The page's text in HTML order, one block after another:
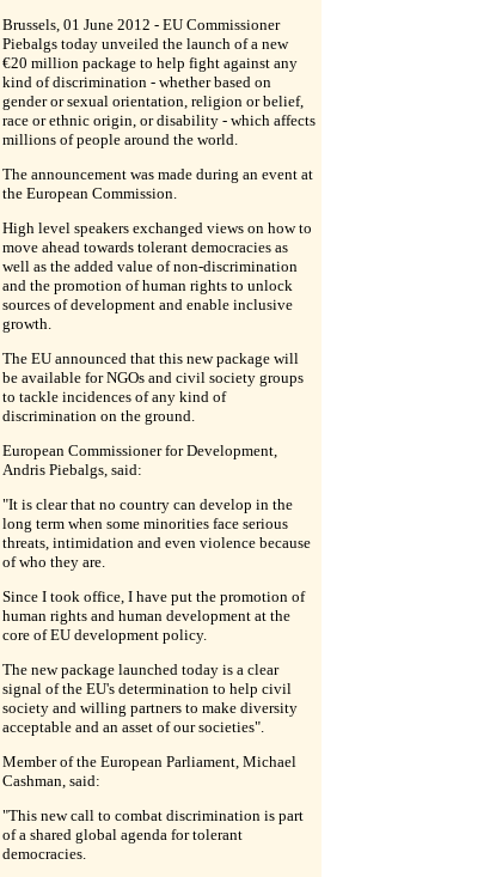
Brussels, 01 June 2012 - EU Commissioner
Piebalgs today unveiled the launch of a new
€20 million package to help fight against any
kind of discrimination - whether based on
gender or sexual orientation, religion or belief,
race or ethnic origin, or disability - which affects
millions of people around the world.
The announcement was made during an event at
the European Commission.
High level speakers exchanged views on how to
move ahead towards tolerant democracies as
well as the added value of non-discrimination
and the promotion of human rights to unlock
sources of development and enable inclusive
growth.
The EU announced that this new package will
be available for NGOs and civil society groups
to tackle incidences of any kind of
discrimination on the ground.
European Commissioner for Development,
Andris Piebalgs, said:
"It is clear that no country can develop in the
long term when some minorities face serious
threats, intimidation and even violence because
of who they are.
Since I took office, I have put the promotion of
human rights and human development at the
core of EU development policy.
The new package launched today is a clear
signal of the EU's determination to help civil
society and willing partners to make diversity
acceptable and an asset of our societies".
Member of the European Parliament, Michael
Cashman, said:
"This new call to combat discrimination is part
of a shared global agenda for tolerant
democracies.